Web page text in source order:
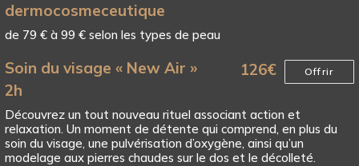
dermocosmeceutique
de 79 € à 99 € selon les types de peau
Soin du visage « New Air »
2h
126€ Offrir
Découvrez un tout nouveau rituel associant action et
relaxation. Un moment de détente qui comprend, en plus du
soin du visage, une pulvérisation d’oxygène, ainsi qu’un
modelage aux pierres chaudes sur le dos et le décolleté.